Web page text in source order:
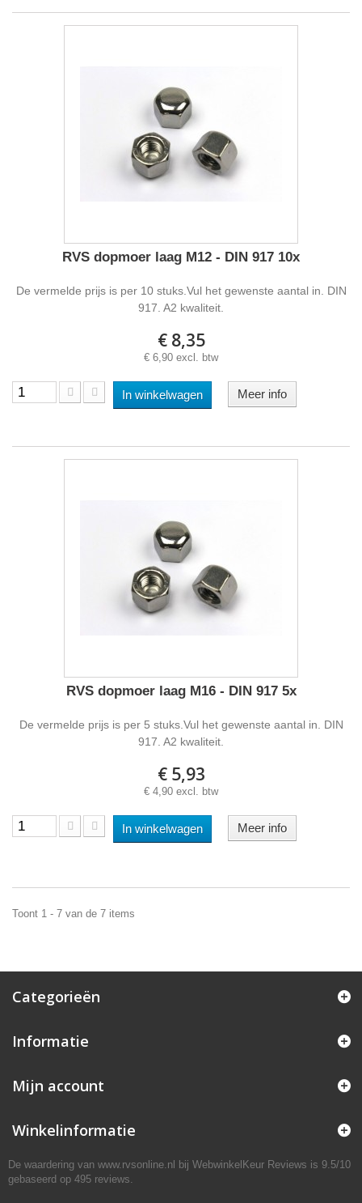
RVS dopmoer laag M12 - DIN 917 10x
De vermelde prijs is per 10 stuks.Vul het gewenste aantal in. DIN
917. A2 kwaliteit.
€ 8,35
€ 6,90 excl. btw
In winkelwagen Meer info
RVS dopmoer laag M16 - DIN 917 5x
De vermelde prijs is per 5 stuks.Vul het gewenste aantal in. DIN
917. A2 kwaliteit.
€ 5,93
€ 4,90 excl. btw
In winkelwagen Meer info
Toont 1 - 7 van de 7 items
Categorieën
Informatie
Mijn account
Winkelinformatie
De waardering van www.rvsonline.nl bij WebwinkelKeur Reviews is 9.5/10
gebaseerd op 495 reviews.